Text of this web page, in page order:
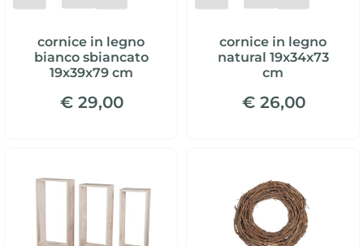
cornice in legno
bianco sbiancato
19x39x79 cm
€ 29,00
cornice in legno
natural 19x34x73
cm
€ 26,00